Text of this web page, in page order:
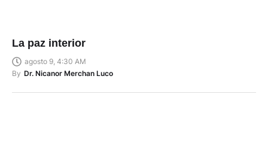
La paz interior
agosto 9, 4:30 AM
By Dr. Nicanor Merchan Luco